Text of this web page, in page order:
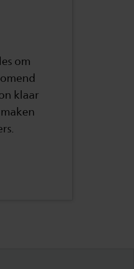
om
klaar